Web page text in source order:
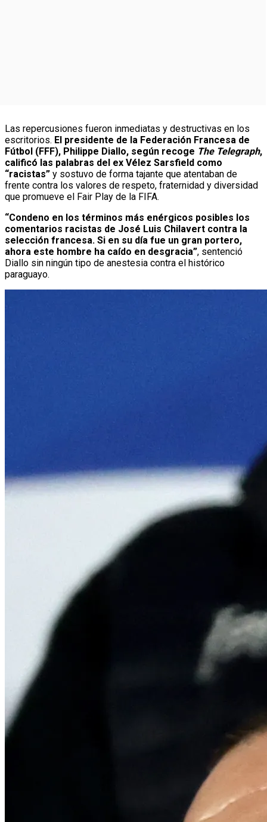
Las repercusiones fueron inmediatas y destructivas en los
escritorios. El presidente de la Federación Francesa de
Fútbol (FFF), Philippe Diallo, según recoge The Telegraph,
calificó las palabras del ex Vélez Sarsfield como
“racistas” y sostuvo de forma tajante que atentaban de
frente contra los valores de respeto, fraternidad y diversidad
que promueve el Fair Play de la FIFA.
“Condeno en los términos más enérgicos posibles los
comentarios racistas de José Luis Chilavert contra la
selección francesa. Si en su día fue un gran portero,
ahora este hombre ha caído en desgracia”, sentenció
Diallo sin ningún tipo de anestesia contra el histórico
paraguayo.